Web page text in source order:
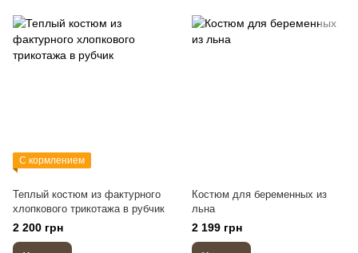
С кормлением
Теплый костюм из фактурного
хлопкового трикотажа в рубчик
2 200 грн
Костюм для беременных из
льна
2 199 грн